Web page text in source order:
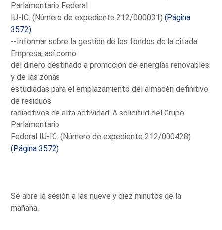
Parlamentario Federal
IU-IC. (Número de expediente 212/000031)(Página
3572)
--Informar sobre la gestión de los fondos de la citada
Empresa, así como
del dinero destinado a promoción de energías renovables
y de las zonas
estudiadas para el emplazamiento del almacén definitivo
de residuos
radiactivos de alta actividad. A solicitud del Grupo
Parlamentario
Federal IU-IC. (Número de expediente 212/000428)
(Página 3572)
Se abre la sesión a las nueve y diez minutos de la
mañana.